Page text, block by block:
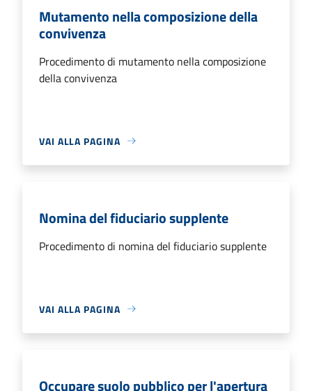
Mutamento nella composizione della
convivenza
Procedimento di mutamento nella composizione
della convivenza
VAI ALLA PAGINA
Nomina del fiduciario supplente
Procedimento di nomina del fiduciario supplente
VAI ALLA PAGINA
Occupare suolo pubblico per l'apertura